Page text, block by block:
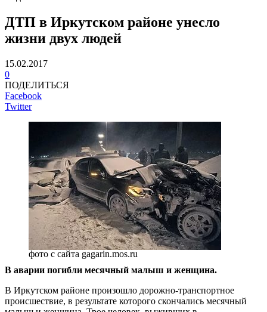
ДТП в Иркутском районе унесло
жизни двух людей
15.02.2017
0
ПОДЕЛИТЬСЯ
Facebook
Twitter
фото с сайта gagarin.mos.ru
В аварии погибли месячный малыш и женщина.
В Иркутском районе произошло дорожно-транспортное
происшествие, в результате которого скончались месячный